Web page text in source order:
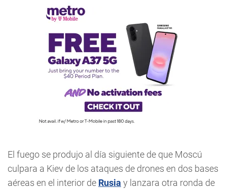
El fuego se produjo al día siguiente de que Moscú
culpara a Kiev de los ataques de drones en dos bases
aéreas en el interior de Rusia y lanzara otra ronda de